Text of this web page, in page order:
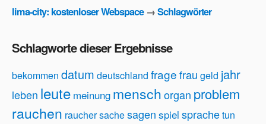
lima-city: kostenloser Webspace→Schlagwörter
Schlagworte dieser Ergebnisse
bekommen datum deutschland fragefrau geld jahr
leben leute meinung menschorgan problem
rauchen rauchersachesagen spiel sprachetun